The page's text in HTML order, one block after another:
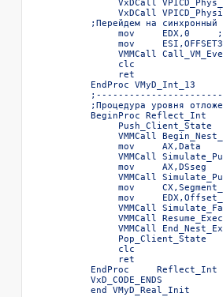
VxDCall
VxDCall
;Перейдем на
mov     EDX,0
mov
VMMCall
clc
ret
EndProc VMyD_Int_13
;Процедура уровня
BeginProc Reflect_Int
Push_Client_State
VMMCall
mov     AX,Data
VMMCall
mov     AX,DSseg
VMMCall
mov
mov
VMMCall
VMMCall
VMMCall
Pop_Client_State
clc
ret
EndProc
VxD_CODE_ENDS
end VMyD_Real_Init